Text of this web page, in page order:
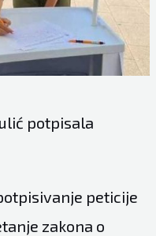
potpisala
peticije
zakona o